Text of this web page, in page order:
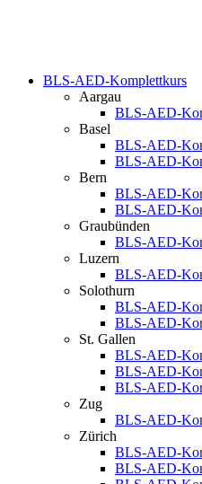
BLS-AED-Komplettkurs
Aargau
BLS-AED-
Basel
BLS-AED-
BLS-AED-
Bern
BLS-AED-
BLS-AED-
Graubünden
BLS-AED-
Luzern
BLS-AED-
Solothurn
BLS-AED-
BLS-AED-
St. Gallen
BLS-AED-
BLS-AED-
BLS-AED-
Zug
BLS-AED-
Zürich
BLS-AED-
BLS-AED-